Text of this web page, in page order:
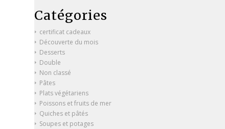
Catégories
certificat cadeaux
Découverte du mois
Desserts
Double
Non classé
Pâtes
Plats végétariens
Poissons et fruits de mer
Quiches et pâtés
Soupes et potages